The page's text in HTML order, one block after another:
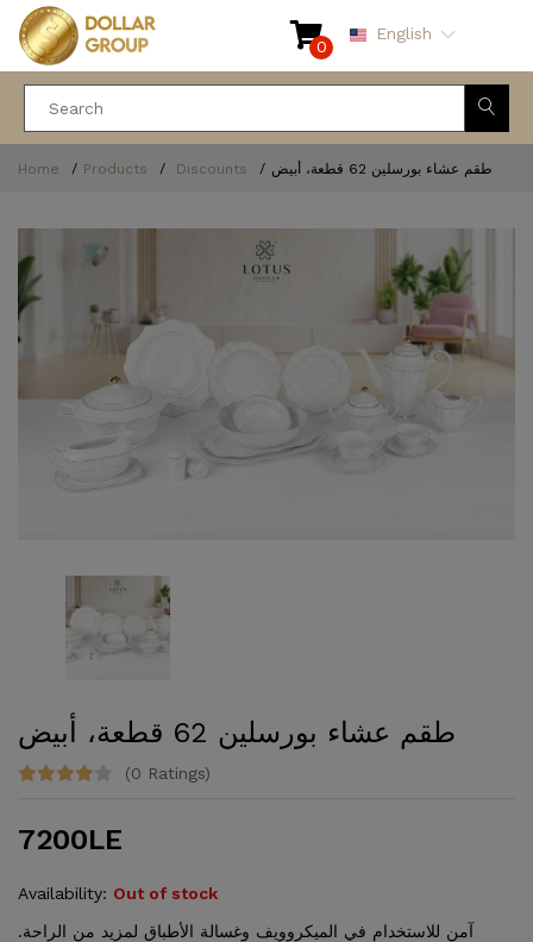
0
English
Home Products Discounts طقم عشاء بورسلين 62 قطعة، أبيض
طقم عشاء بورسلين 62 قطعة، أبيض
(0 Ratings)
7200LE
Availability: Out of stock
آمن للاستخدام في الميكروويف وغسالة الأطباق لمزيد من الراحة.